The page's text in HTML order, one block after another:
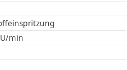
U/min